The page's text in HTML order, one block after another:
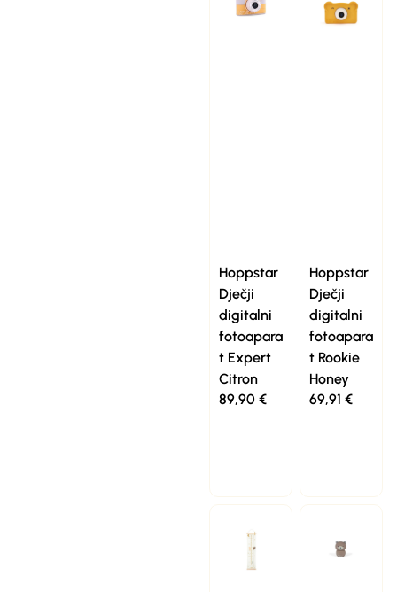
Hoppstar
Dječji
digitalni
fotoapara
t Expert
Citron
89,90 €
Hoppstar
Dječji
digitalni
fotoapara
t Rookie
Honey
69,91 €